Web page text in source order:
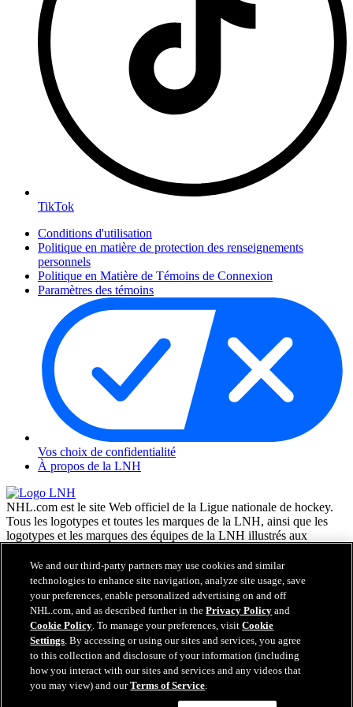
TikTok
Conditions d'utilisation
Politique en matière de protection des renseignements
personnels
Politique en Matière de Témoins de Connexion
Paramètres des témoins
Vos choix de confidentialité
À propos de la LNH
NHL.com est le site Web officiel de la Ligue nationale de hockey.
Tous les logotypes et toutes les marques de la LNH, ainsi que les
logotypes et les marques des équipes de la LNH illustrés aux
peuvent être reproduits sans le consentement préalable écrit de NHL
Enterprises, L.P. © LNH 2026. Tous droits réservés. Tous les
chandails d'équipe de la LNH personnalisés avec les noms des
joueurs de la LNH et leurs numéros sont officiellement sous license
de la LNH et de l'AJLNH. Le mot servant de marque Zamboni et la
configuration de la surfaceuse Zamboni sont des marques de
commerce déposées de Frank J. Zamboni & Co., Inc. © Frank J.
Zamboni & Co., Inc. 2026. Tous droits réservés. Toute autre marque
déposée ou tout droit d'auteur d'une tierce partie sont la propriété de
leurs auteurs respectifs. Tous droits réservés.
We and our third-party partners may use cookies and similar
technologies to enhance site navigation, analyze site usage, save
your preferences, enable personalized advertising on and off
NHL.com, and as described further in thePrivacy Policy and
Cookie Policy. To manage your preferences, visitCookie
Settings. By accessing or using our sites and services, you agree
to this collection and disclosure of your information (including
how you interact with our sites and services and any videos that
you may view) and ourTerms of Service.